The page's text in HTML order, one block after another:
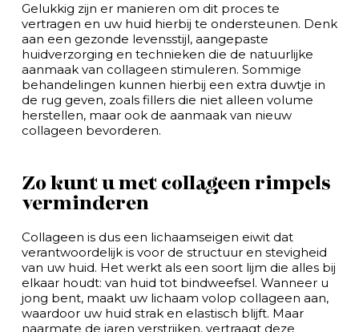
Gelukkig zijn er manieren om dit proces te
vertragen en uw huid hierbij te ondersteunen. Denk
aan een gezonde levensstijl, aangepaste
huidverzorging en technieken die de natuurlijke
aanmaak van collageen stimuleren. Sommige
behandelingen kunnen hierbij een extra duwtje in
de rug geven, zoals fillers die niet alleen volume
herstellen, maar ook de aanmaak van nieuw
collageen bevorderen.
Zo kunt u met collageen rimpels
verminderen
Collageen is dus een lichaamseigen eiwit dat
verantwoordelijk is voor de structuur en stevigheid
van uw huid. Het werkt als een soort lijm die alles bij
elkaar houdt: van huid tot bindweefsel. Wanneer u
jong bent, maakt uw lichaam volop collageen aan,
waardoor uw huid strak en elastisch blijft. Maar
naarmate de jaren verstrijken, vertraagt deze